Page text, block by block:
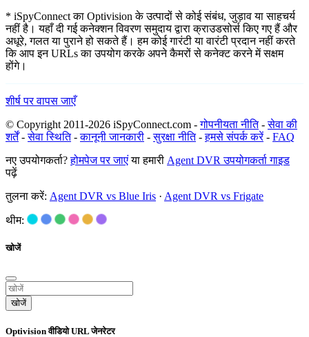
* iSpyConnect का Optivision के उत्पादों से कोई संबंध, जुड़ाव या साहचर्य
नहीं है। यहाँ दी गई कनेक्शन विवरण समुदाय द्वारा क्राउडसोर्स किए गए हैं और
अधूरे, गलत या पुराने हो सकते हैं। हम कोई गारंटी या वारंटी प्रदान नहीं करते
कि आप इन URLs का उपयोग करके अपने कैमरों से कनेक्ट करने में सक्षम
होंगे।
शीर्ष पर वापस जाएँ
© Copyright 2011-2026 iSpyConnect.com -गोपनीयता नीति-सेवा की
शर्तें-सेवा स्थिति-कानूनी जानकारी -सुरक्षा नीति-हमसे संपर्क करें- FAQ
नए उपयोगकर्ता?होमपेज पर जाएंया हमारी Agent DVR उपयोगकर्ता गाइड
पढ़ें
तुलना करें: Agent DVR vs Blue Iris · Agent DVR vs Frigate
थीम:
खोजें
खोजें
Optivision वीडियो URL जेनरेटर